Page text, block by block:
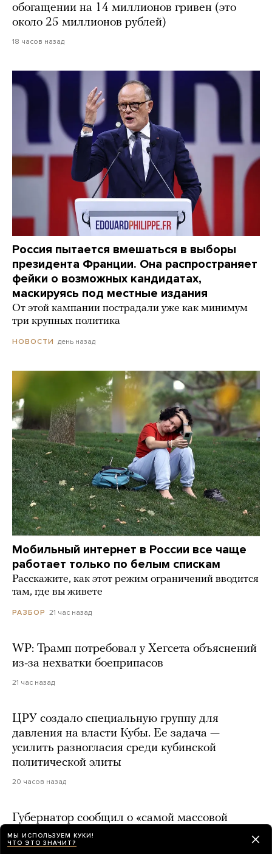
обогащении на 14 миллионов гривен (это
около 25 миллионов рублей)
18 часов назад
Россия пытается вмешаться в выборы
президента Франции. Она распространяет
фейки о возможных кандидатах,
маскируясь под местные издания
От этой кампании пострадали уже как минимум
три крупных политика
НОВОСТИ день назад
Мобильный интернет в России все чаще
работает только по белым спискам
Расскажите, как этот режим ограничений вводится
там, где вы живете
РАЗБОР 21 час назад
WP: Трамп потребовал у Хегсета объяснений
из-за нехватки боеприпасов
21 час назад
ЦРУ создало специальную группу для
давления на власти Кубы. Ее задача —
усилить разногласия среди кубинской
политической элиты
20 часов назад
Губернатор сообщил о «самой массовой
атаке» украинских дронов на Ярославскую
область. На НПЗ пожар
МЫ ИСПОЛЬЗУЕМ КУКИ!
ЧТО ЭТО ЗНАЧИТ?